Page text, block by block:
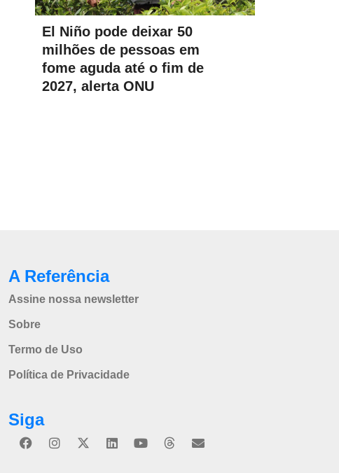
El Niño pode deixar 50
milhões de pessoas em
fome aguda até o fim de
2027, alerta ONU
A Referência
Assine nossa newsletter
Sobre
Termo de Uso
Política de Privacidade
Siga